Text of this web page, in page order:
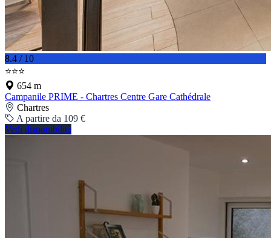
8.4 / 10
⭐⭐⭐
654 m
Campanile PRIME - Chartres Centre Gare Cathédrale
Chartres
A partire da 109 €
Vedi disponibilità